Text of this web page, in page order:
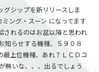
グシップを新リリースしま
ング・スーン になってます
されるのはお盆以降と思われ
知らせする機種、５９０８
最上位機種、あれ？ＬＣＤコ
無いな、、、出るでしょう